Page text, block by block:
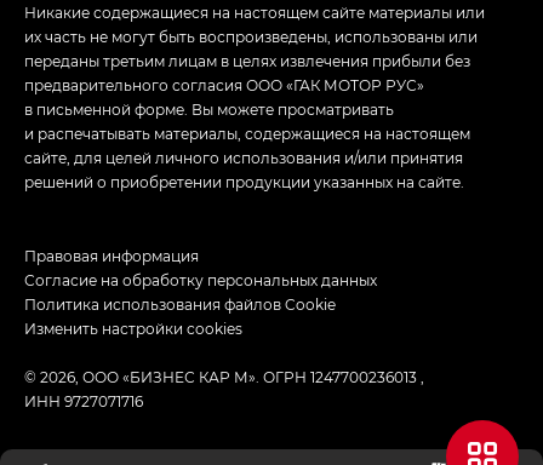
Никакие содержащиеся на настоящем сайте материалы или
их часть не могут быть воспроизведены, использованы или
переданы третьим лицам в целях извлечения прибыли без
предварительного согласия ООО «ГАК МОТОР РУС»
в письменной форме. Вы можете просматривать
и распечатывать материалы, содержащиеся на настоящем
сайте, для целей личного использования и/или принятия
решений о приобретении продукции указанных на сайте.
© 2026, ООО «БИЗНЕС КАР М». ОГРН 1247700236013 ,
ИНН 9727071716
Правовая информация
Согласие на обработку персональных данных
Политика использования файлов Cookie
Изменить настройки cookies